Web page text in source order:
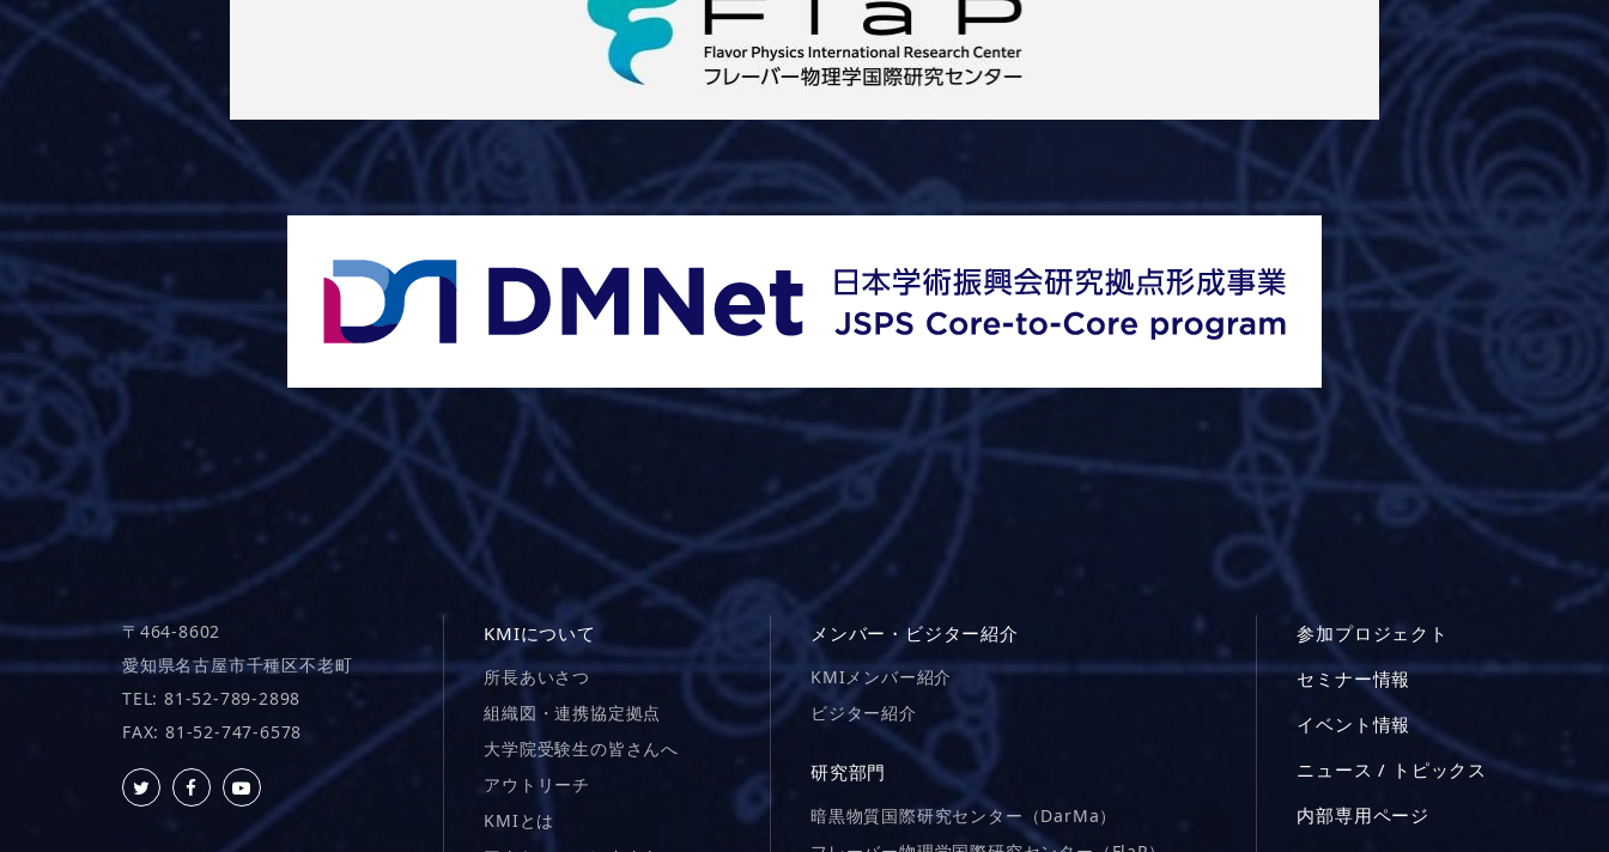
〒464-8602
愛知県名古屋市千種区不老町
TEL: 81-52-789-2898
FAX: 81-52-747-6578
KMIについて
所長あいさつ
組織図・連携協定拠点
大学院受験生の皆さんへ
アウトリーチ
KMIとは
メンバー・ビジター紹介
KMIメンバー紹介
ビジター紹介
研究部門
暗黒物質国際研究センター（DarMa）
参加プロジェクト
セミナー情報
イベント情報
ニュース / トピックス
内部専用ページ